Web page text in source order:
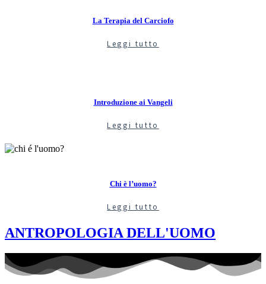
La Terapia del Carciofo
Leggi tutto
Introduzione ai Vangeli
Leggi tutto
Chi è l’uomo?
Leggi tutto
ANTROPOLOGIA DELL'UOMO​